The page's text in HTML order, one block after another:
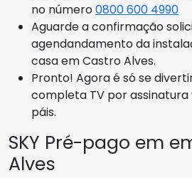
no número0800 600 4990
Aguarde a confirmação
agendandamento da
casa em Castro Alves.
Pronto! Agora é só se
completa TV por
páis.
SKY Pré-pago em
Alves